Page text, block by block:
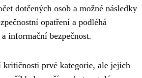
dotčených osob a možné následky
opatření a podléhá
informační bezpečnost.
kritičnosti prvé kategorie, ale jejich